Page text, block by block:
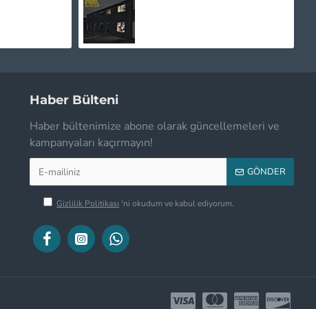
Haber Bülteni
Haber bültenimize abone olarak güncellemeleri ve
kampanyaları kaçırmayın!
GÖNDER
Gizlilik Politikası 'ni okudum ve kabul ediyorum.